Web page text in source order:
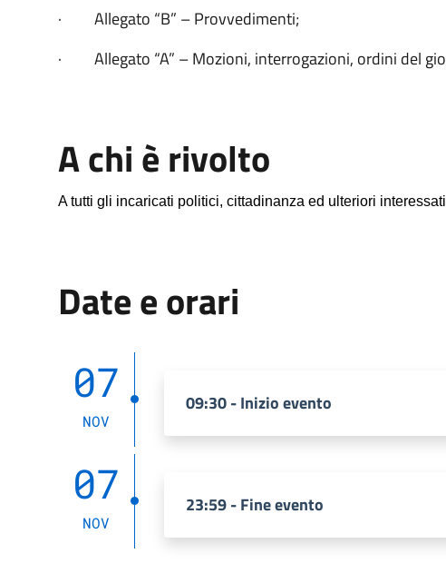
· Allegato “B” – Provvedimenti;
· Allegato “A” – Mozioni, interrogazioni, ordini del
A chi è rivolto
A tutti gli incaricati politici, cittadinanza ed ulteriori interessati
Date e orari
07
NOV
09:30 - Inizio evento
07
NOV
23:59 - Fine evento